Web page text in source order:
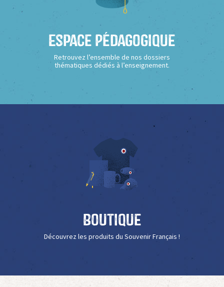
Espace Pédagogique
Retrouvez l’ensemble de nos dossiers
thématiques dédiés à l’enseignement.
Boutique
Découvrez les produits du Souvenir Français !